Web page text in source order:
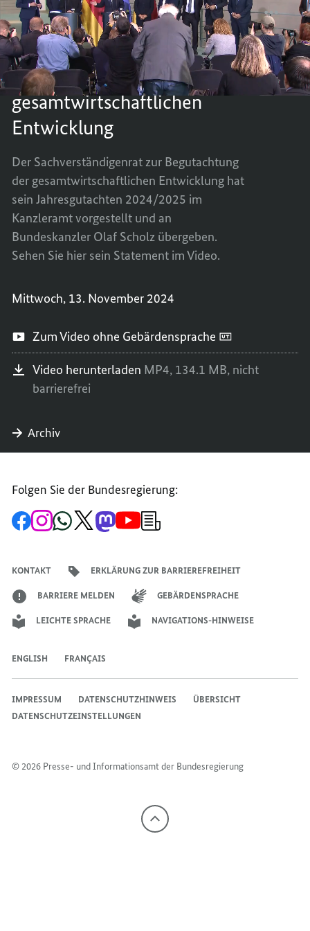
Sachverständigenrats
zur
Begutachtung
der
gesamtwirtschaftlichen
Entwicklung
2024/2025 des
Sachverständigenrats zur
Begutachtung der
gesamtwirtschaftlichen
Entwicklung
Der Sachverständigenrat zur Begutachtung
der gesamtwirtschaftlichen Entwicklung hat
sein Jahresgutachten 2024/2025 im
Kanzleramt vorgestellt und an
Bundeskanzler Olaf Scholz übergeben.
Sehen Sie hier sein Statement im Video.
Mittwoch, 13. November 2024
DES
2024/
DES
DES
2024/
DES
Zum Video ohne Gebärdensprache
Video herunterladen MP4, 134.1 MB, nicht
barrierefrei
Archiv
Folgen Sie der Bundesregierung:
Zur
Facebook-
Zum
Instagram-
Zum
WhatsApp-
Zum
X-
Zum
Mastodon-
Zum
YouTube-Anmeldung
KONTAKT ERKLÄRUNG ZUR BARRIEREFREIHEIT
BARRIERE MELDEN GEBÄRDENSPRACHE
LEICHTE SPRACHE NAVIGATIONS-HINWEISE
ENGLISH FRANÇAIS
© 2026 Presse- und Informationsamt der Bundesregierung
IMPRESSUM DATENSCHUTZHINWEIS
ÜBERSICHT
DATENSCHUTZEINSTELLUNGEN
Nach
oben